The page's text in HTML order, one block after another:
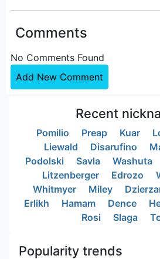
Comments
No Comments Found
Add New Comment
Recent
Pomilio Preap Kuar
Liewald
Disarufino
Podolski
Savla Washuta
Litzenberger
Edrozo
Whitmyer
Miley
Erlikh
Hamam Dence
Rosi
Slaga
Popularity trends